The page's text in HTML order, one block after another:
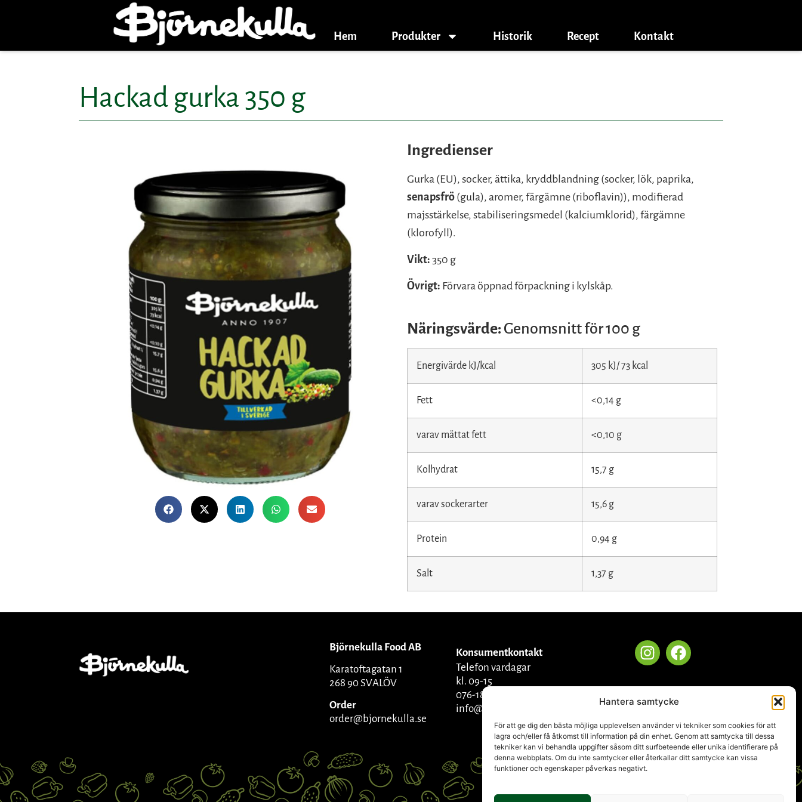
Hantera samtycke
För att ge dig den bästa möjliga upplevelsen använder vi tekniker som cookies för att
lagra och/eller få åtkomst till information på din enhet. Genom att samtycka till dessa
tekniker kan vi behandla uppgifter såsom ditt surfbeteende eller unika identifierare på
denna webbplats. Om du inte samtycker eller återkallar ditt samtycke kan vissa
funktioner och egenskaper påverkas negativt.
Hem Produkter Historik Recept Kontakt
Hackad gurka 350 g
Ingredienser
Gurka (EU), socker, ättika, kryddblandning (socker, lök, paprika,
senapsfrö (gula), aromer, färgämne (riboflavin)), modifierad
majsstärkelse, stabiliseringsmedel (kalciumklorid), färgämne
(klorofyll).
Vikt: 350 g
Övrigt: Förvara öppnad förpackning i kylskåp.
Näringsvärde: Genomsnitt för 100 g
Energivärde kJ/kcal 305 kJ/ 73 kcal
Fett <0,14 g
varav mättat fett <0,10 g
Kolhydrat 15,7 g
varav sockerarter 15,6 g
Protein 0,94 g
Salt 1,37 g
Björnekulla Food AB
Karatoftagatan 1
268 90 SVALÖV
Order
order@bjornekulla.se
Konsumentkontakt
Telefon vardagar
kl. 09-15
076-1809270
info@bjornekulla.se